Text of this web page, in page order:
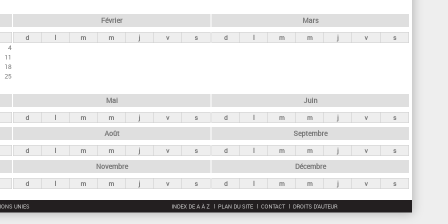
r
c
4
11
18
25
Février
d l m m j v s
Mars
d l m m j v s
Mai
d l m m j v s
Juin
d l m m j v s
Août
d l m m j v s
Septembre
d l m m j v s
Novembre
d l m m j v s
Décembre
d l m m j v s
UNIES INDEX DE A À Z PLAN DU SITE CONTACT DROITS D'AUTEUR